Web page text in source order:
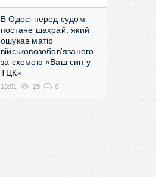
В Одесі перед судом
постане шахрай, який
ошукав матір
військовозобов'язаного
за схемою «Ваш син у
ТЦК»
18:01 29 0